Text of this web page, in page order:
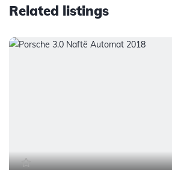
Related listings